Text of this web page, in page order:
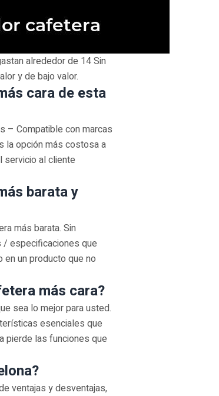
alrededor de 14 Sin
y de bajo valor.
cara de esta
– Compatible con marcas
la opción más costosa a
servicio al cliente
barata y
más barata. Sin
/ especificaciones que
en un producto que no
más cara?
sea lo mejor para usted.
esenciales que
pierde las funciones que
ventajas y desventajas,